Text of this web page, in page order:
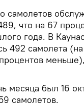
самолетов
что на 67
года. В
492 самолета
месяца был 16
самолетов.